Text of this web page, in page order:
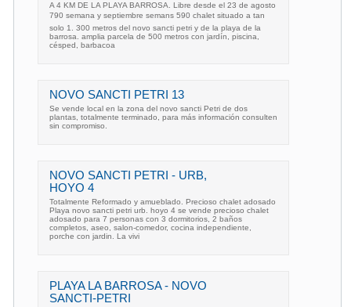
A 4 KM DE LA PLAYA BARROSA. Libre desde el 23 de agosto
790 semana y septiembre semans 590 chalet situado a tan
solo 1. 300 metros del novo sancti petri y de la playa de la
barrosa. amplia parcela de 500 metros con jardín, piscina,
césped, barbacoa
NOVO SANCTI PETRI 13
Se vende local en la zona del novo sancti Petri de dos
plantas, totalmente terminado, para más información consulten
sin compromiso.
NOVO SANCTI PETRI - URB,
HOYO 4
Totalmente Reformado y amueblado. Precioso chalet adosado
Playa novo sancti petri urb. hoyo 4 se vende precioso chalet
adosado para 7 personas con 3 dormitorios, 2 baños
completos, aseo, salon-comedor, cocina independiente,
porche con jardin. La vivi
PLAYA LA BARROSA - NOVO
SANCTI-PETRI